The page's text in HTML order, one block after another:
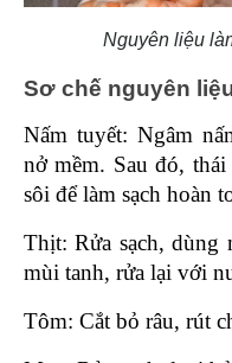
Nguyên liệu
Sơ chế nguyên
Nấm tuyết: Ngâm
nở mềm. Sau đó,
sôi để làm sạch hoàn
Thịt: Rửa sạch, dùng
mùi tanh, rửa lại với
Tôm: Cắt bỏ râu, rút